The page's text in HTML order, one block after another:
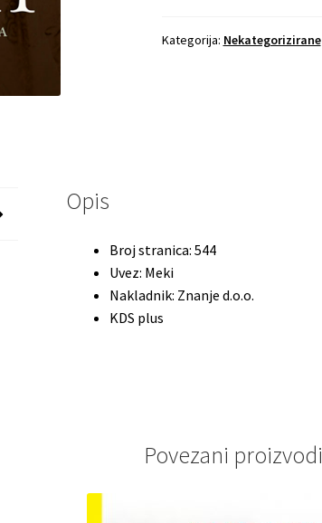
Kategorija: Nekategorizirane
Opis
Broj stranica: 544
Uvez: Meki
Nakladnik: Znanje d.o.o.
KDS plus
Povezani proizvodi